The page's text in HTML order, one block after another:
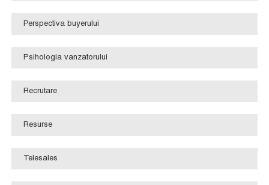
Perspectiva buyerului
Psihologia vanzatorului
Recrutare
Resurse
Telesales